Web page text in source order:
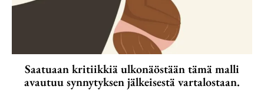
Saatuaan kritiikkiä ulkonäöstään tämä malli
avautuu synnytyksen jälkeisestä vartalostaan.